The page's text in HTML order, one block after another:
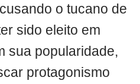
o tucano de
sido eleito em
sua popularidade,
protagonismo